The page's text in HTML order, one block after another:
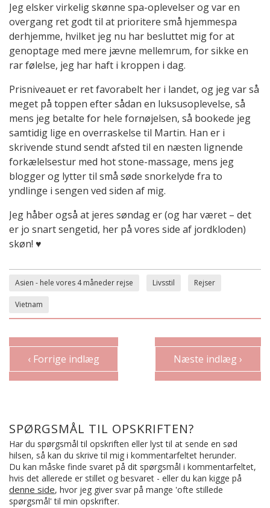
Jeg elsker virkelig skønne spa-oplevelser og var en
overgang ret godt til at prioritere små hjemmespa
derhjemme, hvilket jeg nu har besluttet mig for at
genoptage med mere jævne mellemrum, for sikke en
rar følelse, jeg har haft i kroppen i dag.
Prisniveauet er ret favorabelt her i landet, og jeg var så
meget på toppen efter sådan en luksusoplevelse, så
mens jeg betalte for hele fornøjelsen, så bookede jeg
samtidig lige en overraskelse til Martin. Han er i
skrivende stund sendt afsted til en næsten lignende
forkælelsestur med hot stone-massage, mens jeg
blogger og lytter til små søde snorkelyde fra to
yndlinge i sengen ved siden af mig.
Jeg håber også at jeres søndag er (og har været – det
er jo snart sengetid, her på vores side af jordkloden)
skøn! ♥
Asien - hele vores 4 måneder rejse Livsstil Rejser
Vietnam
‹ Forrige indlæg Næste indlæg ›
SPØRGSMÅL TIL OPSKRIFTEN?
Har du spørgsmål til opskriften eller lyst til at sende en sød
hilsen, så kan du skrive til mig i kommentarfeltet herunder.
Du kan måske finde svaret på dit spørgsmål i kommentarfeltet,
hvis det allerede er stillet og besvaret - eller du kan kigge på
denne side, hvor jeg giver svar på mange 'ofte stillede
spørgsmål' til min opskrifter.